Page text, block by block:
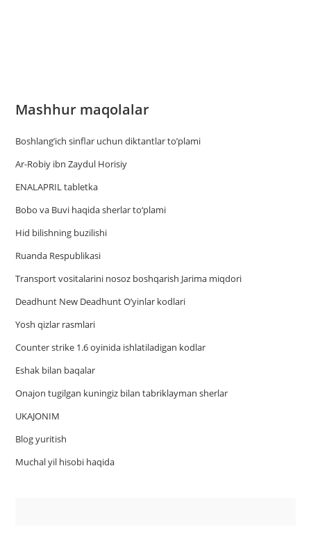
Mashhur maqolalar
Boshlang’ich sinflar uchun diktantlar to’plami
Ar-Robiy ibn Zaydul Horisiy
ENALAPRIL tabletka
Bobo va Buvi haqida sherlar to‘plami
Hid bilishning buzilishi
Ruanda Respublikasi
Trаnsport vositаlаrini nosoz boshqаrish Jаrimа miqdori
Deadhunt New Deadhunt O’yinlar kodlari
Yosh qizlar rasmlari
Counter strike 1.6 oyinida ishlatiladigan kodlar
Eshak bilan baqalar
Onajon tugilgan kuningiz bilan tabriklayman sherlar
UKAJONIM
Blog yuritish
Muchal yil hisobi haqida